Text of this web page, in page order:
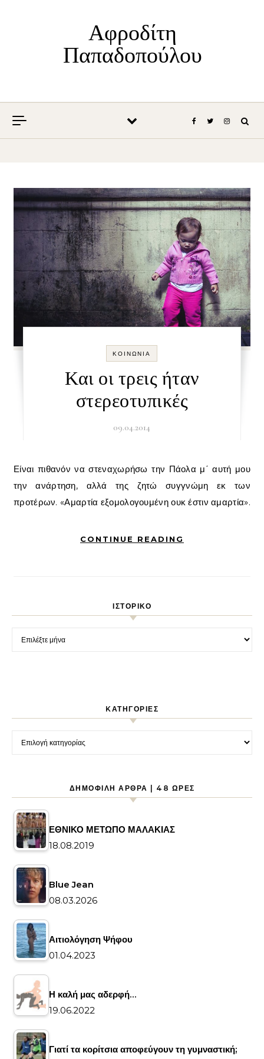
Αφροδίτη
Παπαδοπούλου
ΚΟΙΝΩΝΊΑ
Και οι τρεις ήταν
στερεοτυπικές
09.04.2014
Είναι πιθανόν να στεναχωρήσω την Πάολα μ΄ αυτή μου
την ανάρτηση, αλλά της ζητώ συγγνώμη εκ των
προτέρων. «Αμαρτία εξομολογουμένη ουκ έστιν αμαρτία».
CONTINUE READING
ΙΣΤΟΡΙΚΌ
Ιστορικό
KΑΤΗΓΟΡΊΕΣ
Kατηγορίες
ΔΗΜΟΦΙΛΉ ΆΡΘΡΑ | 48 ΏΡΕΣ
ΕΘΝΙΚΟ ΜΕΤΩΠΟ ΜΑΛΑΚΙΑΣ
18.08.2019
Blue Jean
08.03.2026
Αιτιολόγηση Ψήφου
01.04.2023
Η καλή μας αδερφή…
19.06.2022
Γιατί τα κορίτσια αποφεύγουν τη γυμναστική;